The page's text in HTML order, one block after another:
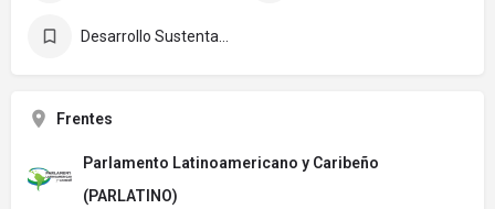
Frentes
Parlamento Latinoamericano y Caribeño
(PARLATINO)